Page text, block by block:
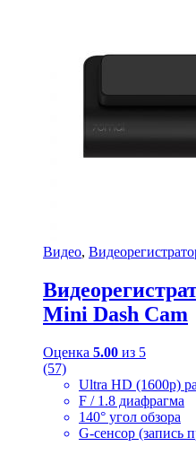
Видео,
Mini Dash Cam
Оценка 5.00 из 5
(57)
Ultra HD (1600p)
F / 1.8 диафрагма
140° угол обзора
G-сенсор (запись